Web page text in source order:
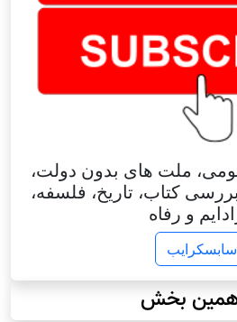
ملت های بدون دولت،
کتاب، تاریخ، فلسفه،
و رفاه
سابسکرایب
بخش